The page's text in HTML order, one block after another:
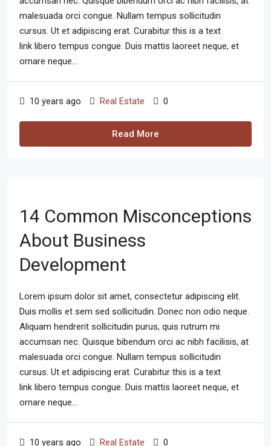
malesuada orci congue. Nullam tempus sollicitudin
cursus. Ut et adipiscing erat. Curabitur this is a text
link libero tempus congue. Duis mattis laoreet neque, et
ornare neque...
10 years ago Real Estate 0
Read More
14 Common Misconceptions
About Business
Development
Lorem ipsum dolor sit amet, consectetur adipiscing elit.
Duis mollis et sem sed sollicitudin. Donec non odio neque.
Aliquam hendrerit sollicitudin purus, quis rutrum mi
accumsan nec. Quisque bibendum orci ac nibh facilisis, at
malesuada orci congue. Nullam tempus sollicitudin
cursus. Ut et adipiscing erat. Curabitur this is a text
link libero tempus congue. Duis mattis laoreet neque, et
ornare neque...
10 years ago Real Estate 0